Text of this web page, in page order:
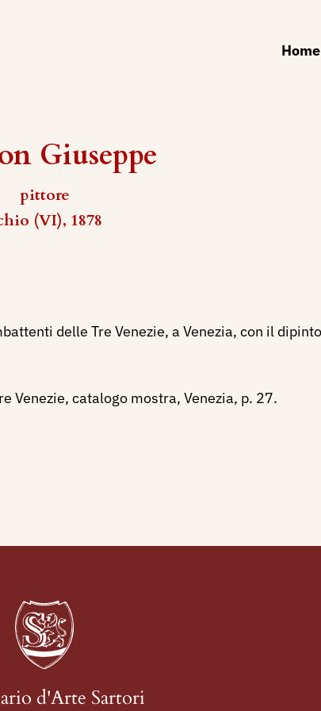
Home
Giuseppe
pittore
(VI), 1878
delle Tre Venezie, a Venezia, con il
Venezie, catalogo mostra, Venezia, p. 27.
d'Arte Sartori